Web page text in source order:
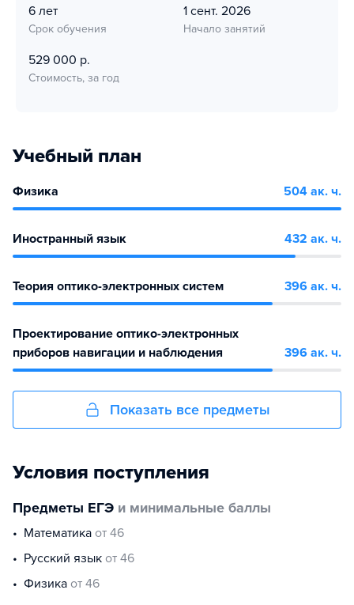
6 лет
Срок обучения
1 сент. 2026
Начало занятий
529 000 р.
Стоимость, за год
Учебный план
Физика 504 ак. ч.
Иностранный язык 432 ак. ч.
Теория оптико-электронных систем 396 ак. ч.
Проектирование оптико-электронных
приборов навигации и наблюдения
396 ак. ч.
Показать все предметы
Условия поступления
Предметы ЕГЭ и минимальные баллы
математика от 46
русский язык от 46
физика от 46